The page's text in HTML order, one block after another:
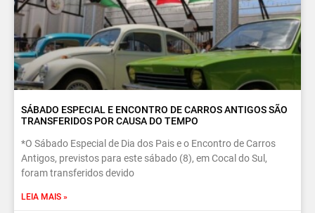
SÁBADO ESPECIAL E ENCONTRO DE CARROS ANTIGOS SÃO
TRANSFERIDOS POR CAUSA DO TEMPO
*O Sábado Especial de Dia dos Pais e o Encontro de Carros
Antigos, previstos para este sábado (8), em Cocal do Sul,
foram transferidos devido
LEIA MAIS »